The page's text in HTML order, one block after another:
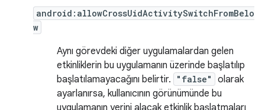
android:allowCrossUidActivitySwitchFromBelo
w
Aynı görevdeki diğer uygulamalardan gelen
etkinliklerin bu uygulamanın üzerinde başlatılıp
başlatılamayacağını belirtir.
"false"
olarak
ayarlanırsa, kullanıcının görünümünde bu
uygulamanın yerini alacak etkinlik başlatmaları